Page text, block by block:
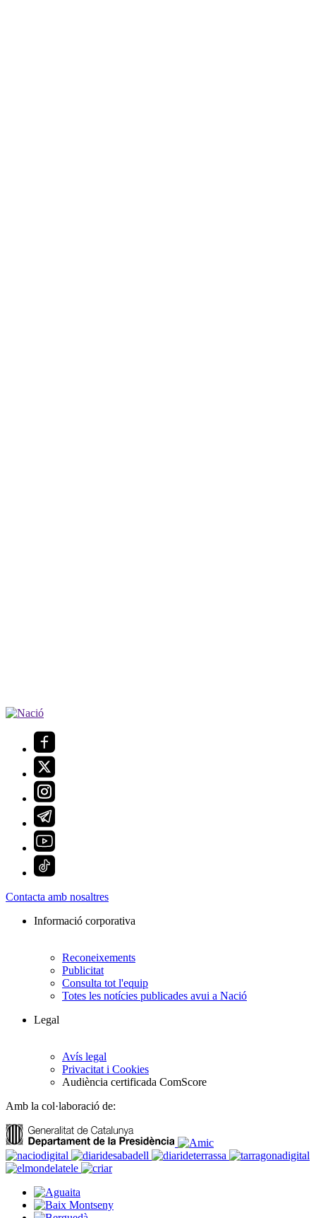
Contacta amb nosaltres
Informació corporativa
Reconeixements
Publicitat
Consulta tot l'equip
Totes les notícies publicades avui a Nació
Legal
Avís legal
Privacitat i Cookies
Audiència certificada ComScore
Amb la col·laboració de: